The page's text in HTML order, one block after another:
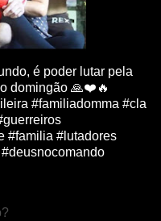
é poder lutar pela
domingão 🙏❤️🔥
#familiadomma #cla
#familia #lutadores